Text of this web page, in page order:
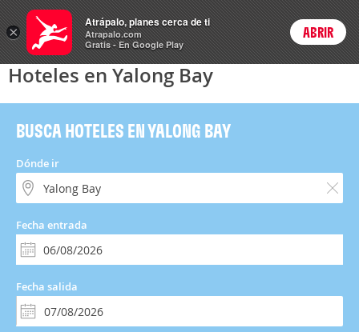
Hoteles Login
Hoteles en Yalong Bay
BUSCA HOTELES EN YALONG BAY
Dónde ir
Fecha entrada
Fecha salida
×
Atrápalo, planes cerca de ti
Atrapalo.com
Gratis - En Google Play
ABRIR